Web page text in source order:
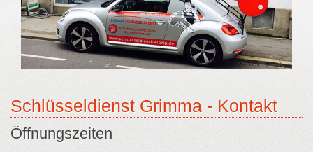
Schlüsseldienst Grimma - Kontakt
Öffnungszeiten